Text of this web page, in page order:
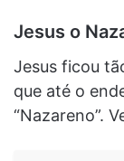
Jesus o
Jesus ficou
que até o
“Nazareno”.